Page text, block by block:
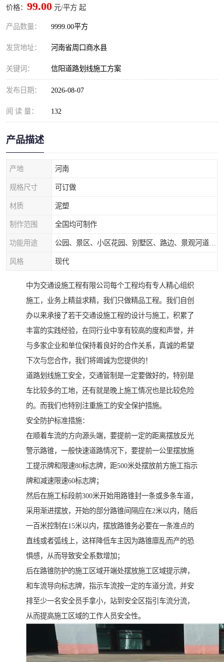
价格： 99.00 元/平方 起
产品数量： 9999.00平方
发货地址： 河南省周口商水县
关键词： 信阳道路划线施工方案
发布日期： 2026-08-07
阅 读 量： 132
产品描述
产地 河南
规格尺寸 可订做
材质 泥塑
制作范围 全国均可制作
功能用途
风格 现代
中为交通设施工程有限公司每个工程均有专人精心组织
施工，业务上精益求精，我们只做精品工程。我们自创
办以来承接了若干交通设施工程的设计与施工，积累了
丰富的实践经验，在同行业中享有较高的度和声誉，并
与多家企业和单位保持着良好的合作关系，真诚的希望
下次与您合作，我们将竭诚为您提供的！
道路划线施工安全，交通管制是一定要做好的，特别是
车比较多的工地，还有就是晚上施工情况也是比较危险
的。而我们也特别注重施工的安全保护措施。
安全防护标准措施：
在顺着车流的方向源头端，要提前一定的距离摆放反光
警示路锥，一般快速道路情况下，要提前一公里摆放施
工提示牌和限速80标志牌，距500米处摆放前方施工指示
牌和减速限速60标志牌；
然后在施工标段前300米开始用路锥封一条或多条车道，
采用渐进摆放，开始的部分路锥间隔应在2米以内，随后
一百米控制在15米以内，摆放路锥务必要在一条准点的
直线或者弧线上，这样降低车主因为路锥廪乱而产的恐
惧感，从而导致安全系数增加；
后在路锥防护的施工区域开端处摆放施工区域提示牌，
和车流导向标志牌，指示车流按一定的车道分流，并安
排至少一名安全员手拿小，站到安全区指引车流分流，
从而提高施工区域的工作人员安全性。